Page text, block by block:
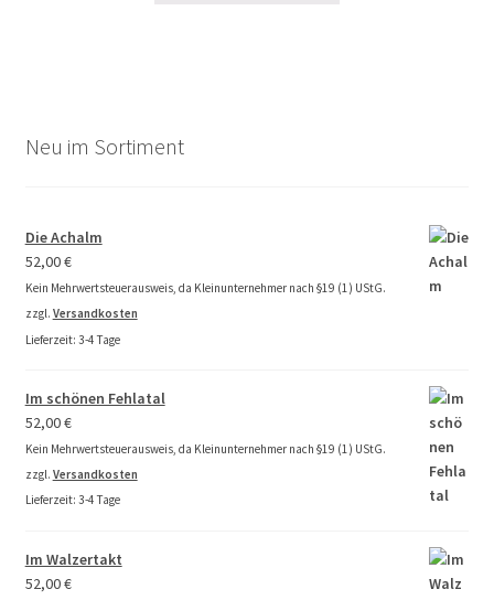
Neu im Sortiment
Die Achalm
52,00€
Kein Mehrwertsteuerausweis, da Kleinunternehmer nach §19 (1) UStG.
zzgl. Versandkosten
Lieferzeit: 3-4 Tage
Im schönen Fehlatal
52,00€
Kein Mehrwertsteuerausweis, da Kleinunternehmer nach §19 (1) UStG.
zzgl. Versandkosten
Lieferzeit: 3-4 Tage
Im Walzertakt
52,00€